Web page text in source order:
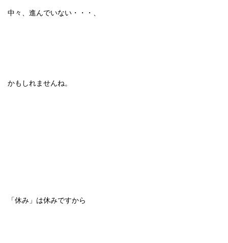
中々、進んでいない・・・、
かもしれませんね。
「休み」は休みですから